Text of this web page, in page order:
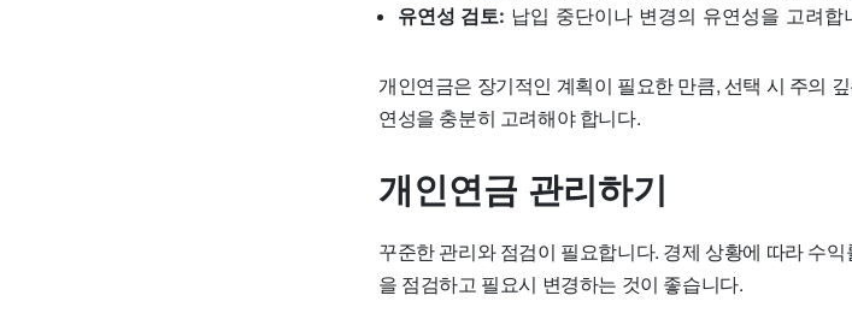
유연성 검토: 납입 중단이나 변경의 유연성을 고려합
개인연금은 장기적인 계획이 필요한 만큼, 선택 시 주의
연성을 충분히 고려해야 합니다.
개인연금 관리하기
꾸준한 관리와 점검이 필요합니다. 경제 상황에 따라 수
을 점검하고 필요시 변경하는 것이 좋습니다.